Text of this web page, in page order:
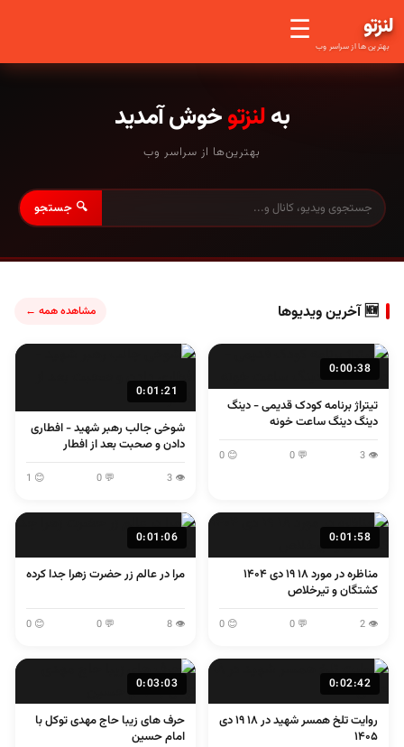
لنزتو
بهترین ها از سراسر وب ☰
بهلنزتوخوش آمدید
بهترین‌ها از سراسر وب
🔍 جستجو
🆕 آخرین ویدیوها مشاهده همه ←
0:00:38
تیتراژ برنامه کودک قدیمی - دینگ
دینگ دینگ ساعت خونه
👁 3
💬 0
😊 0
0:01:21
شوخی جالب رهبر شهید - افطاری
دادن و صحبت بعد از افطار
👁 3
💬 0
😊 1
0:01:58
مناظره در مورد ۱۸ ۱۹ دی ۱۴۰۴
کشتگان و تیرخلاص
👁 2
💬 0
😊 0
0:01:06
مرا در عالم زر حضرت زهرا جدا کرده
👁 8
💬 0
😊 0
0:02:42
روایت تلخ همسر شهید در ۱۸ ۱۹ دی
۱۴۰۵
0:03:03
حرف های زیبا حاج مهدی توکل با
امام حسین